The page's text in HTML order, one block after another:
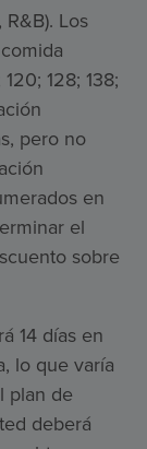
Los
128; 138;
pero no
en
el
sobre
14 días en
lo que varía
plan de
deberá